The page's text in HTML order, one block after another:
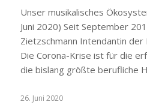
Unser musikalisches
Juni 2020) Seit September
Zietzschmann Intendantin der
Die Corona-Krise ist für die
die bislang größte berufliche
26. Juni 2020